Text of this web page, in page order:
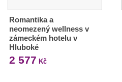
Romantika a
neomezený wellness v
zámeckém hotelu v
Hluboké
2 577 Kč